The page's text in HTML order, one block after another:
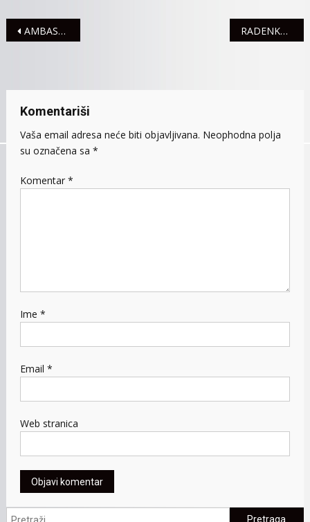
Navigacija
AMBASADOR NEMAČKE U SREMSKOJ MITROVICI RADENKOVIĆ DOBIJA MODERNU AMBULANTU
Komentariši
Vaša email adresa neće biti objavljivana. Neophodna polja
su označena sa *
Komentar *
Ime *
Email *
Web stranica
Pretraga: